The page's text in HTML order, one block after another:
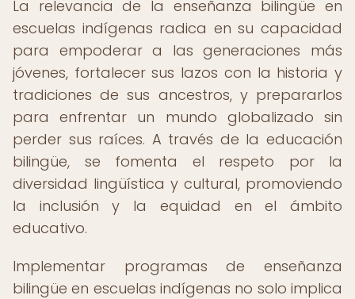
La relevancia de la enseñanza bilingüe en
escuelas indígenas radica en su capacidad
para empoderar a las generaciones más
jóvenes, fortalecer sus lazos con la historia y
tradiciones de sus ancestros, y prepararlos
para enfrentar un mundo globalizado sin
perder sus raíces. A través de la educación
bilingüe, se fomenta el respeto por la
diversidad lingüística y cultural, promoviendo
la inclusión y la equidad en el ámbito
educativo.
Implementar programas de enseñanza
bilingüe en escuelas indígenas no solo implica